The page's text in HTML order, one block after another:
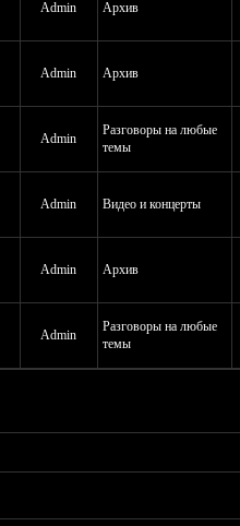
Admin Архив
Admin Архив
Admin
Разговоры на любые
темы
Admin Видео и концерты
Admin Архив
Admin
Разговоры на любые
темы